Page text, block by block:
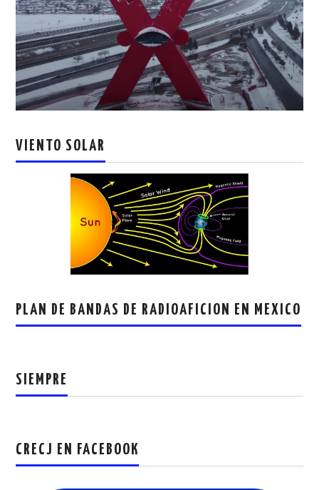
VIENTO SOLAR
PLAN DE BANDAS DE RADIOAFICION EN MEXICO
SIEMPRE
CRECJ EN FACEBOOK